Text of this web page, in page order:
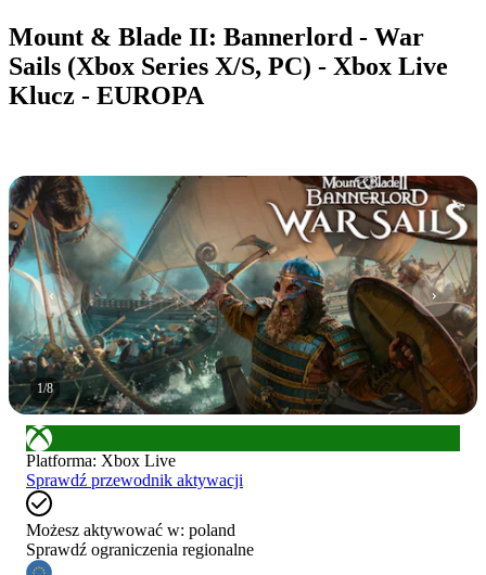
Mount & Blade II: Bannerlord - War
Sails (Xbox Series X/S, PC) - Xbox Live
Klucz - EUROPA
1/8
Platforma: Xbox Live
Sprawdź przewodnik aktywacji
Możesz aktywować w: poland
Sprawdź ograniczenia regionalne